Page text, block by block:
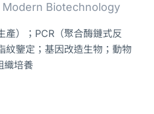
Biotechnology
產）；PCR（聚合酶鏈式反
紋鑒定；基因改造生物；動物
織培養